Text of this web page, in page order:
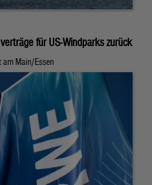
für US-Windparks zurück
Main/Essen